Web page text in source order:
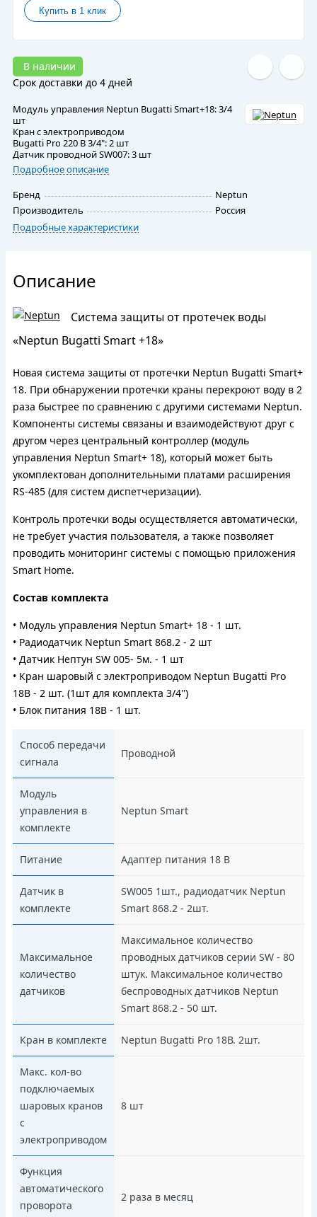
В наличии
Срок доставки до 4 дней
Модуль управления Neptun Bugatti Smart+18: 3/4
шт
Кран с электроприводом
Bugatti Pro 220 В 3/4": 2 шт
Датчик проводной SW007: 3 шт
Подробное описание
Бренд
Neptun
Производитель
Россия
Подробные характеристики
Описание
Система защиты от протечек воды
«Neptun Bugatti Smart +18»
Новая система защиты от протечки Neptun Bugatti Smart+
18. При обнаружении протечки краны перекроют воду в 2
раза быстрее по сравнению с другими системами Neptun.
Компоненты системы связаны и взаимодействуют друг с
другом через центральный контроллер (модуль
управления Neptun Smart+ 18), который может быть
укомплектован дополнительными платами расширения
RS-485 (для систем диспетчеризации).
Контроль протечки воды осуществляется автоматически,
не требует участия пользователя, а также позволяет
проводить мониторинг системы с помощью приложения
Smart Home.
Состав комплекта
• Модуль управления Neptun Smart+ 18 - 1 шт.
• Радиодатчик Neptun Smart 868.2 - 2 шт
• Датчик Нептун SW 005- 5м. - 1 шт
• Кран шаровый с электроприводом Neptun Bugatti Pro
18В - 2 шт. (1шт для комплекта 3/4'')
• Блок питания 18В - 1 шт.
Способ передачи
сигнала
Проводной
Модуль
управления в
комплекте
Neptun Smart
Питание Адаптер питания 18 В
Датчик в
комплекте
SW005 1шт., радиодатчик Neptun
Smart 868.2 - 2шт.
Максимальное
количество
датчиков
Максимальное количество
проводных датчиков серии SW - 80
штук. Максимальное количество
беспроводных датчиков Neptun
Smart 868.2 - 50 шт.
Кран в комплекте Neptun Bugatti Pro 18В. 2шт.
Макс. кол-во
подключаемых
шаровых кранов
с
электроприводом
8 шт
Функция
автоматического
проворота
2 раза в месяц